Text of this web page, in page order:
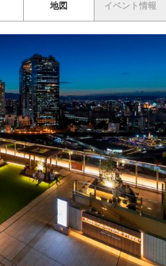
地図 イベント情報